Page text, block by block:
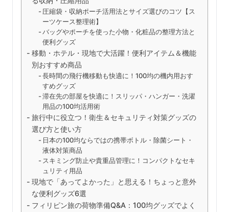
圧縮袋・収納ポーチ活用法とサイズ選びのコツ【ス
ーツケース整理術】
バッグやポーチを使った小物・化粧品の整理方法と
便利グッズ
移動・ホテル・現地で大活躍！便利アイテム＆機能
別おすすめ商品
長時間の飛行機移動も快適に！100均の機内用おす
すめグッズ
滞在先の部屋を快適に！スリッパ・ハンガー・洗濯
用品の100均活用術
旅行中に役立つ！衛生＆セキュリティ対策グッズの
選び方と使い方
日本の100均ならではの携帯ボトル・除菌シート・
液体対策商品
スキミング防止や貴重品管理に！コンパクトなセキ
ュリティ用品
現地で「あってよかった」と思える！ちょっと意外
な便利グッズ6選
フィリピン旅の荷物準備Q&A：100均グッズでよく